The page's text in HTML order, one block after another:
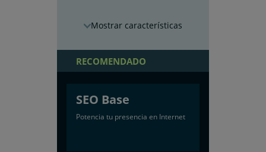
características
RECOMENDADO
SEO Base
Potencia tu presencia en Internet